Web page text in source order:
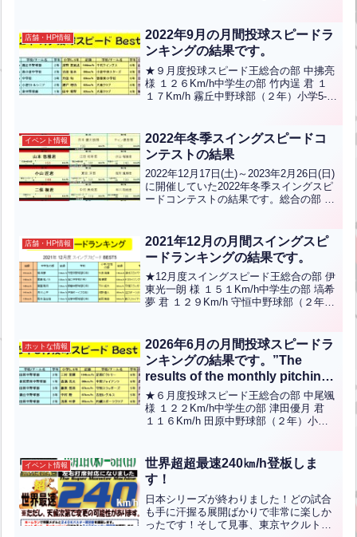
店舗・HP情報
2022年9月の月間投球スピードラ
ンキングの結果です。
★９月度投球スピード王総合の部 中拂亮
様 １２６Km/h中学生の部 竹内逞 君 １
１７Km/h 霧丘中野球部（２年）小学5-6
田智士 君 ９１Kｍ/ｈ 大南...全文はクリ
ック
イベント情報
2022年冬季スイングスピードコ
ンテストの結果
2022年12月17日(土)～2023年2月26日(日)
に開催していた2022年冬季スイングスピ
ードコンテストの結果です。総合の部 ジ
（３年）小学高学年の...全文はクリック
店舗・HP情報
2021年12月の月間スイングスピ
ードランキングの結果です。
★12月度スイングスピード王総合の部 伊
東光一朗 様 １５１Km/h中学生の部 塙希
夢 君 １２９Km/h 守恒中野球部（２年）
れた方々おめでとうございます！
ホットな情報
2026年6月の月間投球スピードラ
ンキングの結果です。”The
results of the monthly pitching
speed ranking for June 2026
are as follows.”【ENG CHT
KOR JPN】
★６月度投球スピード王総合の部 中尾颯
様 １２２Km/h中学生の部 津田優月 君
１１６Km/h 田原中野球部（２年）小学5-
嶋宥人 君 ８７Kｍ/ｈ 田原...全文はクリ
ック
イベント情報
世界超超最速240㎞/h登板しま
す！
日本シリーズが終わりました！どの試合
も手に汗握る展開ばかりで非常に楽しか
ったです！そして見事、東京ヤクルトス